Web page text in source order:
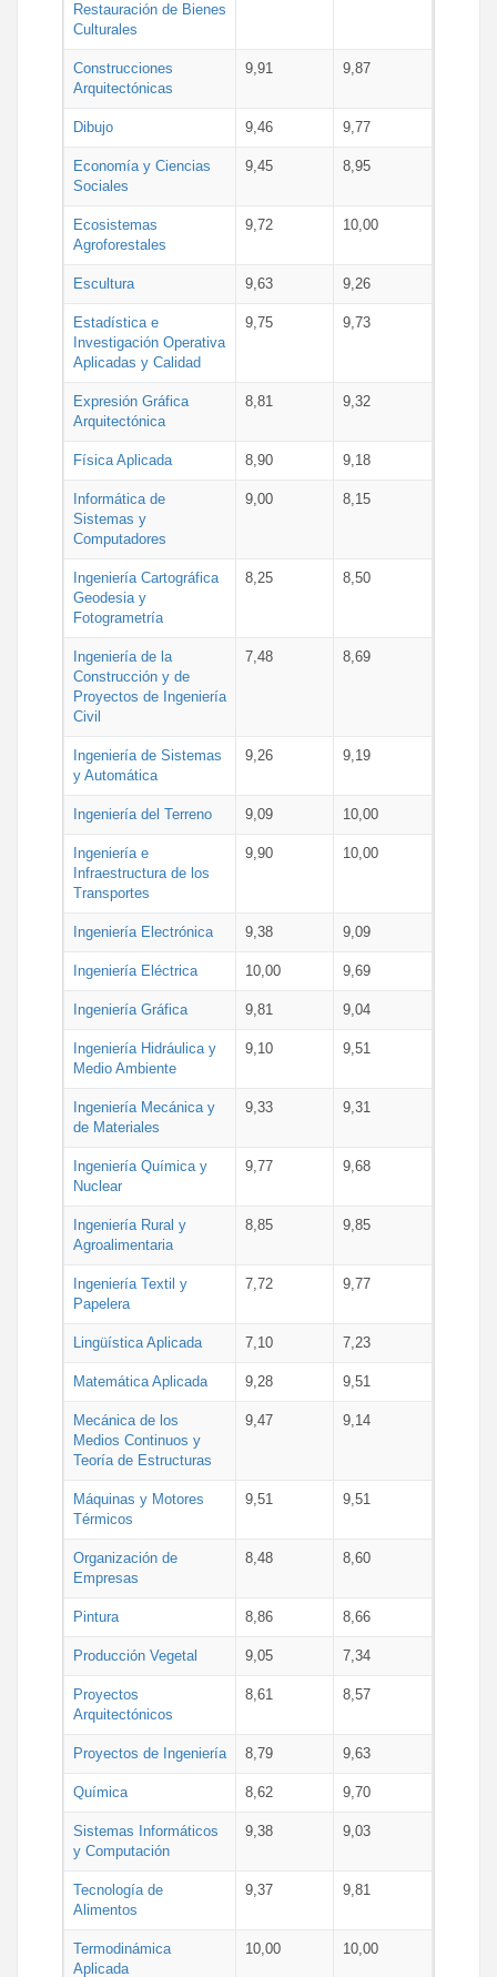
Restauración de Bienes
Culturales
Construcciones
Arquitectónicas
9,91 9,87
Dibujo 9,46 9,77
Economía y Ciencias
Sociales
9,45 8,95
Ecosistemas
Agroforestales
9,72 10,00
Escultura 9,63 9,26
Estadística e
Investigación Operativa
Aplicadas y Calidad
9,75 9,73
Expresión Gráfica
Arquitectónica
8,81 9,32
Física Aplicada 8,90 9,18
Informática de
Sistemas y
Computadores
9,00 8,15
Ingeniería Cartográfica
Geodesia y
Fotogrametría
8,25 8,50
Ingeniería de la
Construcción y de
Proyectos de Ingeniería
Civil
7,48 8,69
Ingeniería de Sistemas
y Automática
9,26 9,19
Ingeniería del Terreno 9,09 10,00
Ingeniería e
Infraestructura de los
Transportes
9,90 10,00
Ingeniería Electrónica 9,38 9,09
Ingeniería Eléctrica 10,00 9,69
Ingeniería Gráfica 9,81 9,04
Ingeniería Hidráulica y
Medio Ambiente
9,10 9,51
Ingeniería Mecánica y
de Materiales
9,33 9,31
Ingeniería Química y
Nuclear
9,77 9,68
Ingeniería Rural y
Agroalimentaria
8,85 9,85
Ingeniería Textil y
Papelera
7,72 9,77
Lingüística Aplicada 7,10 7,23
Matemática Aplicada 9,28 9,51
Mecánica de los
Medios Continuos y
Teoría de Estructuras
9,47 9,14
Máquinas y Motores
Térmicos
9,51 9,51
Organización de
Empresas
8,48 8,60
Pintura 8,86 8,66
Producción Vegetal 9,05 7,34
Proyectos
Arquitectónicos
8,61 8,57
Proyectos de Ingeniería 8,79 9,63
Química 8,62 9,70
Sistemas Informáticos
y Computación
9,38 9,03
Tecnología de
Alimentos
9,37 9,81
Termodinámica
Aplicada
10,00 10,00